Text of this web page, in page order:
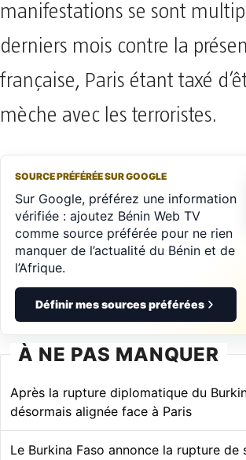
manifestations se sont
derniers mois contre la
française, Paris étant taxé
mèche avec les terroristes.
SOURCE PRÉFÉRÉE SUR GOOGLE
Sur Google, préférez une information
vérifiée : ajoutez Bénin Web TV
comme source préférée pour ne rien
manquer de l’actualité du Bénin et de
l’Afrique.
Définir mes sources préférées
À NE PAS MANQUER
Après la rupture diplomatique du
désormais alignée face à Paris
Le Burkina Faso annonce la rupture de